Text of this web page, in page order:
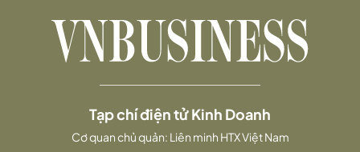
Tạp chí điện tử Kinh Doanh
Cơ quan chủ quản: Liên minh HTX Việt Nam